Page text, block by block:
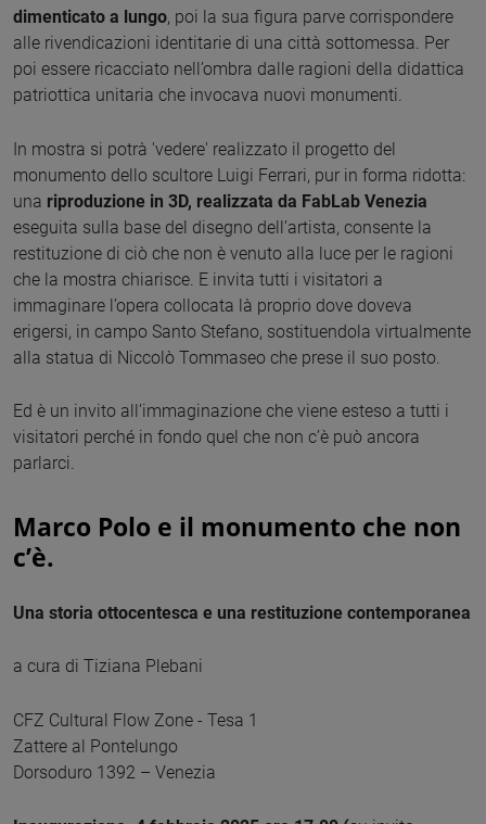
dimenticato a lungo, poi la sua figura parve corrispondere
alle rivendicazioni identitarie di una città sottomessa. Per
poi essere ricacciato nell’ombra dalle ragioni della didattica
patriottica unitaria che invocava nuovi monumenti.
In mostra si potrà 'vedere' realizzato il progetto del
monumento dello scultore Luigi Ferrari, pur in forma ridotta:
una riproduzione in 3D, realizzata da FabLab Venezia
eseguita sulla base del disegno dell’artista, consente la
restituzione di ciò che non è venuto alla luce per le ragioni
che la mostra chiarisce. E invita tutti i visitatori a
immaginare l’opera collocata là proprio dove doveva
erigersi, in campo Santo Stefano, sostituendola virtualmente
alla statua di Niccolò Tommaseo che prese il suo posto.
Ed è un invito all’immaginazione che viene esteso a tutti i
visitatori perché in fondo quel che non c’è può ancora
parlarci.
Marco Polo e il monumento che non
c’è.
Una storia ottocentesca e una restituzione contemporanea
a cura di Tiziana Plebani
CFZ Cultural Flow Zone - Tesa 1
Zattere al Pontelungo
Dorsoduro 1392 – Venezia